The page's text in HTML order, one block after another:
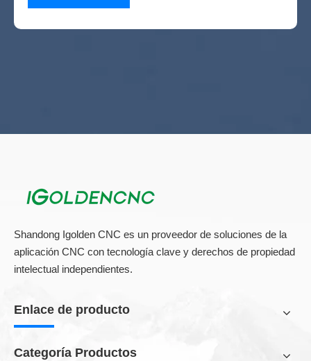
Shandong Igolden CNC es un proveedor de soluciones de la
aplicación CNC con tecnología clave y derechos de propiedad
intelectual independientes.
Enlace de producto
Categoría Productos